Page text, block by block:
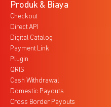
Produk & Biaya
Checkout
Direct API
Digital Catalog
Payment Link
Plugin
QRIS
Cash Withdrawal
Domestic Payouts
Cross Border Payouts